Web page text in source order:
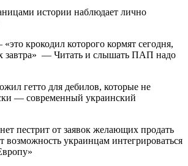
истории наблюдает лично
крокодил которого кормят сегодня,
завтра» — Читать и слышать ПАП надо
гетто для дебилов, которые не
— современный украинский
пестрит от заявок желающих продать
возможность украинцам интегрироваться